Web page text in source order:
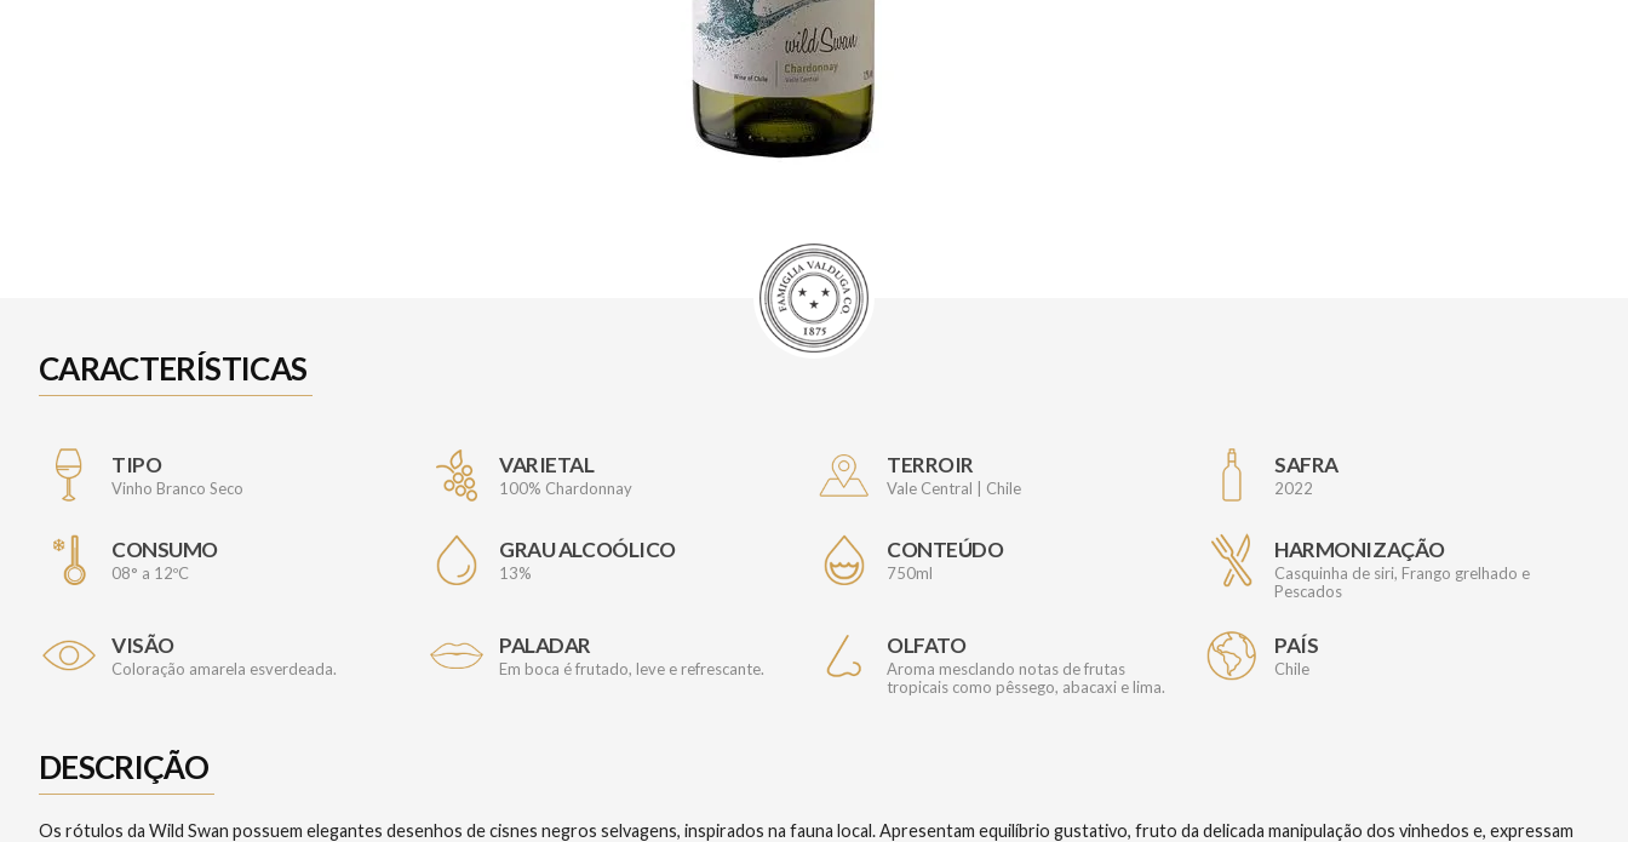
CARACTERÍSTICAS
TIPO
Vinho Branco Seco
VARIETAL
100% Chardonnay
TERROIR
Vale Central | Chile
SAFRA
2022
CONSUMO
08° a 12ºC
GRAU ALCOÓLICO
13%
CONTEÚDO
750ml
HARMONIZAÇÃO
Casquinha de siri, Frango grelhado e
Pescados
VISÃO
Coloração amarela esverdeada.
PALADAR
Em boca é frutado, leve e refrescante.
OLFATO
Aroma mesclando notas de frutas
tropicais como pêssego, abacaxi e lima.
PAÍS
Chile
DESCRIÇÃO
Os rótulos da Wild Swan possuem elegantes desenhos de cisnes negros selvagens, inspirados na fauna local. Apresentam equilíbrio gustativo, fruto da delicada manipulação dos vinhedos e, expressam